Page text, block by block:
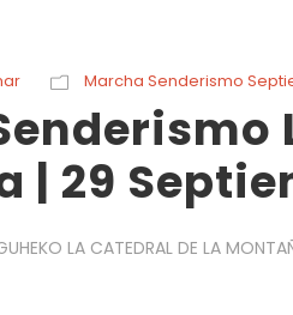
Marcha Senderismo
| 29
LA CATEDRAL DE LA